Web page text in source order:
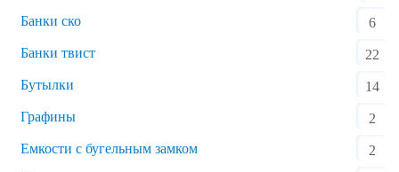
Банки ско
6
Банки твист
22
Бутылки
14
Графины
2
Емкости с бугельным замком
2